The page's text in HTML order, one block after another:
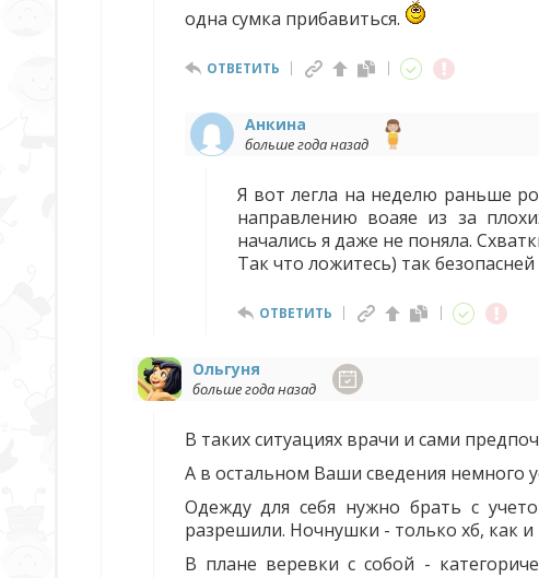
одна сумка прибавиться.
ОТВЕТИТЬ
Анкина
больше года назад
Я вот легла на неделю раньше
направлению воаяе из за
начались я даже не поняла.
Так что ложитесь) так
ОТВЕТИТЬ
Ольгуня
больше года назад
В таких ситуациях врачи и сами
А в остальном Ваши сведения немного
Одежду для себя нужно брать с
разрешили. Ночнушки - только хб, как и
В плане веревки с собой -